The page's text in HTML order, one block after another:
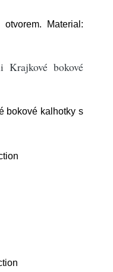
Material:
Krajkové bokové
bokové kalhotky s